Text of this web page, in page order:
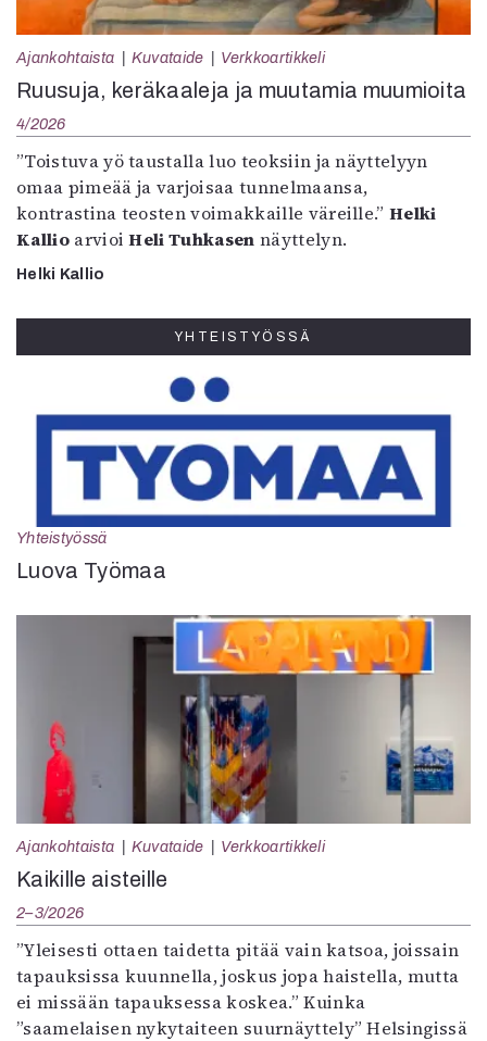
Ajankohtaista Kuvataide Verkkoartikkeli
Ruusuja, keräkaaleja ja muutamia muumioita
4/2026
”Toistuva yö taustalla luo teoksiin ja näyttelyyn
omaa pimeää ja varjoisaa tunnelmaansa,
kontrastina teosten voimakkaille väreille.”Helki
KallioarvioiHeli Tuhkasen näyttelyn.
Helki Kallio
YHTEISTYÖSSÄ
Yhteistyössä
Luova Työmaa
Ajankohtaista Kuvataide Verkkoartikkeli
Kaikille aisteille
2–3/2026
”Yleisesti ottaen taidetta pitää vain katsoa, joissain
tapauksissa kuunnella, joskus jopa haistella, mutta
ei missään tapauksessa koskea.” Kuinka
”saamelaisen nykytaiteen suurnäyttely” Helsingissä